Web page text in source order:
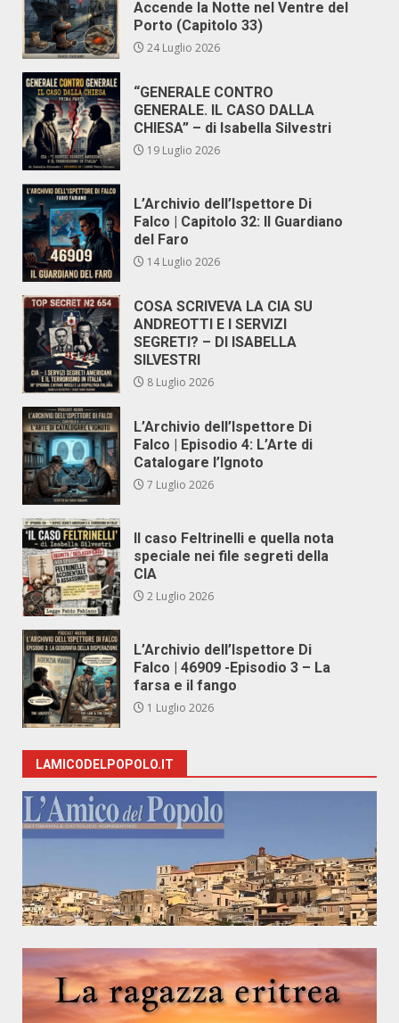
Accende la Notte nel Ventre del
Porto (Capitolo 33)
24 Luglio 2026
“GENERALE CONTRO
GENERALE. IL CASO DALLA
CHIESA” – di Isabella Silvestri
19 Luglio 2026
L’Archivio dell’Ispettore Di
Falco | Capitolo 32: Il Guardiano
del Faro
14 Luglio 2026
COSA SCRIVEVA LA CIA SU
ANDREOTTI E I SERVIZI
SEGRETI? – DI ISABELLA
SILVESTRI
8 Luglio 2026
L’Archivio dell’Ispettore Di
Falco | Episodio 4: L’Arte di
Catalogare l’Ignoto
7 Luglio 2026
Il caso Feltrinelli e quella nota
speciale nei file segreti della
CIA
2 Luglio 2026
L’Archivio dell’Ispettore Di
Falco | 46909 -Episodio 3 – La
farsa e il fango
1 Luglio 2026
LAMICODELPOPOLO.IT